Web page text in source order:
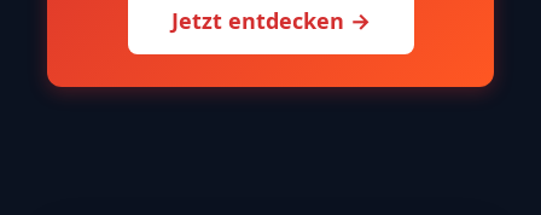
Jetzt entdecken →